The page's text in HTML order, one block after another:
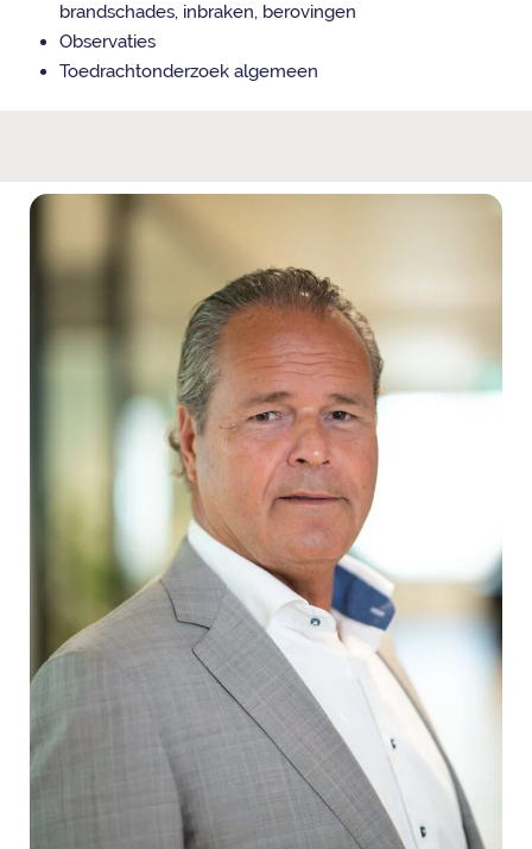
brandschades, inbraken, berovingen
Observaties
Toedrachtonderzoek algemeen